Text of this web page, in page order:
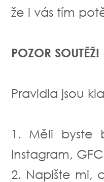
že i vás tím
POZOR SOUTĚŽ!
Pravidla jsou
1. Měli byste
Instagram,
2. Napište mi,